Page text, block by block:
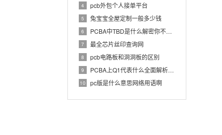
4 pcb外包个人接单平台
5 兔宝宝全屋定制一般多少钱
6 PCBA中TBD是什么解密你不知道的电子行业术语
7 最全芯片丝印查询网
8 pcb电路板和洞洞板的区别
9 PCBA上Q1代表什么全面解析PCB电路板中Q1的作用
10 pc版是什么意思网络用语啊